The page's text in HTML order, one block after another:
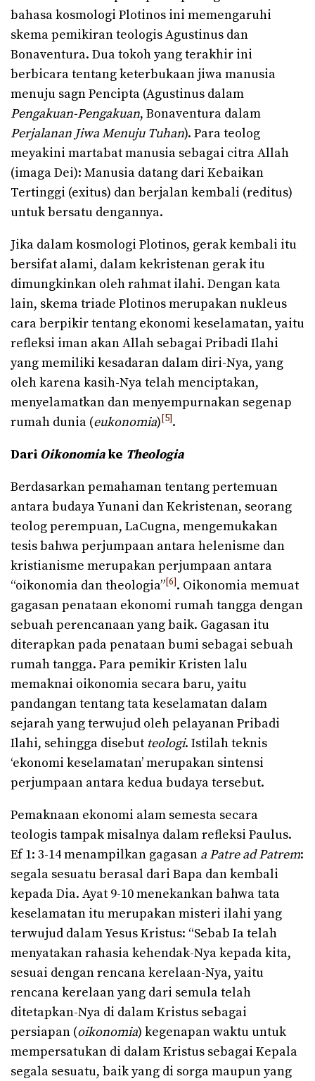
bahasa kosmologi Plotinos ini memengaruhi
skema pemikiran teologis Agustinus dan
Bonaventura. Dua tokoh yang terakhir ini
berbicara tentang keterbukaan jiwa manusia
menuju sagn Pencipta (Agustinus dalam
Pengakuan-Pengakuan, Bonaventura dalam
Perjalanan Jiwa Menuju Tuhan). Para teolog
meyakini martabat manusia sebagai citra Allah
(imaga Dei): Manusia datang dari Kebaikan
Tertinggi (exitus) dan berjalan kembali (reditus)
untuk bersatu dengannya.
Jika dalam kosmologi Plotinos, gerak kembali itu
bersifat alami, dalam kekristenan gerak itu
dimungkinkan oleh rahmat ilahi. Dengan kata
lain, skema triade Plotinos merupakan nukleus
cara berpikir tentang ekonomi keselamatan, yaitu
refleksi iman akan Allah sebagai Pribadi Ilahi
yang memiliki kesadaran dalam diri-Nya, yang
oleh karena kasih-Nya telah menciptakan,
menyelamatkan dan menyempurnakan segenap
rumah dunia (eukonomia) [5].
Dari Oikonomiake Theologia
Berdasarkan pemahaman tentang pertemuan
antara budaya Yunani dan Kekristenan, seorang
teolog perempuan, LaCugna, mengemukakan
tesis bahwa perjumpaan antara helenisme dan
kristianisme merupakan perjumpaan antara
“oikonomia dan theologia”[6]. Oikonomia memuat
gagasan penataan ekonomi rumah tangga dengan
sebuah perencanaan yang baik. Gagasan itu
diterapkan pada penataan bumi sebagai sebuah
rumah tangga. Para pemikir Kristen lalu
memaknai oikonomia secara baru, yaitu
pandangan tentang tata keselamatan dalam
sejarah yang terwujud oleh pelayanan Pribadi
Ilahi, sehingga disebut teologi. Istilah teknis
‘ekonomi keselamatan’ merupakan sintensi
perjumpaan antara kedua budaya tersebut.
Pemaknaan ekonomi alam semesta secara
teologis tampak misalnya dalam refleksi Paulus.
Ef 1: 3-14 menampilkan gagasan a Patre ad Patrem:
segala sesuatu berasal dari Bapa dan kembali
kepada Dia. Ayat 9-10 menekankan bahwa tata
keselamatan itu merupakan misteri ilahi yang
terwujud dalam Yesus Kristus: “Sebab Ia telah
menyatakan rahasia kehendak-Nya kepada kita,
sesuai dengan rencana kerelaan-Nya, yaitu
rencana kerelaan yang dari semula telah
ditetapkan-Nya di dalam Kristus sebagai
persiapan (oikonomia) kegenapan waktu untuk
mempersatukan di dalam Kristus sebagai Kepala
segala sesuatu, baik yang di sorga maupun yang